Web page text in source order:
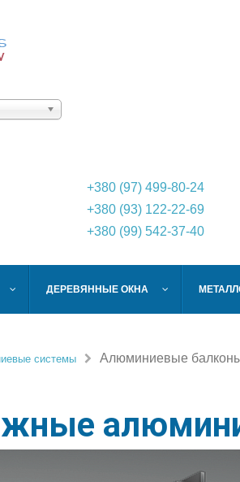
+380 (97) 499-80-24
+380 (93) 122-22-69
+380 (99) 542-37-40
ДЕРЕВЯННЫЕ ОКНА
системы Алюминиевые